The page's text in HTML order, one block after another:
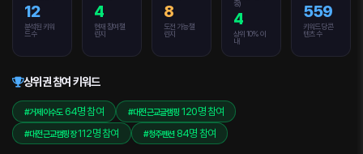
12
분석된 키워
드 수
4
현재 참여 챌
린지
8
도전 가능 챌
린지
중)
4
상위 10% 이
내
559
키워드당 콘
텐츠 수
상위권 참여 키워드
#거제이수도 64명 참여 #대전근교글램핑 120명 참여
#대전근교캠핑장112명 참여 #청주펜션 84명 참여